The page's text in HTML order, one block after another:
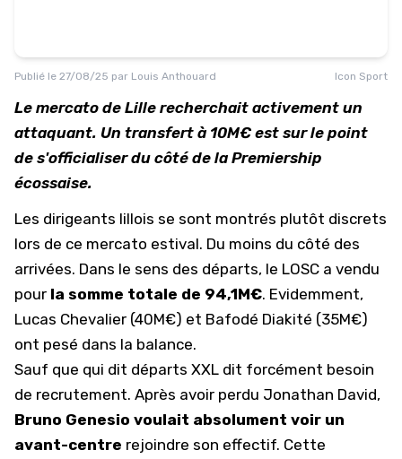
Publié le 27/08/25 par Louis Anthouard Icon Sport
Le mercato de Lille recherchait activement un
attaquant. Un transfert à 10M€ est sur le point
de s'officialiser du côté de la Premiership
écossaise.
Les dirigeants lillois se sont montrés plutôt discrets
lors de ce mercato estival. Du moins du côté des
arrivées. Dans le sens des départs, le LOSC a vendu
pour la somme totale de 94,1M€. Evidemment,
Lucas Chevalier (40M€) et Bafodé Diakité (35M€)
ont pesé dans la balance.
Sauf que qui dit départs XXL dit forcément besoin
de recrutement. Après avoir perdu Jonathan David,
Bruno Genesio voulait absolument voir un
avant-centre rejoindre son effectif. Cette